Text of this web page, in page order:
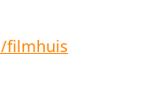
filmhuis